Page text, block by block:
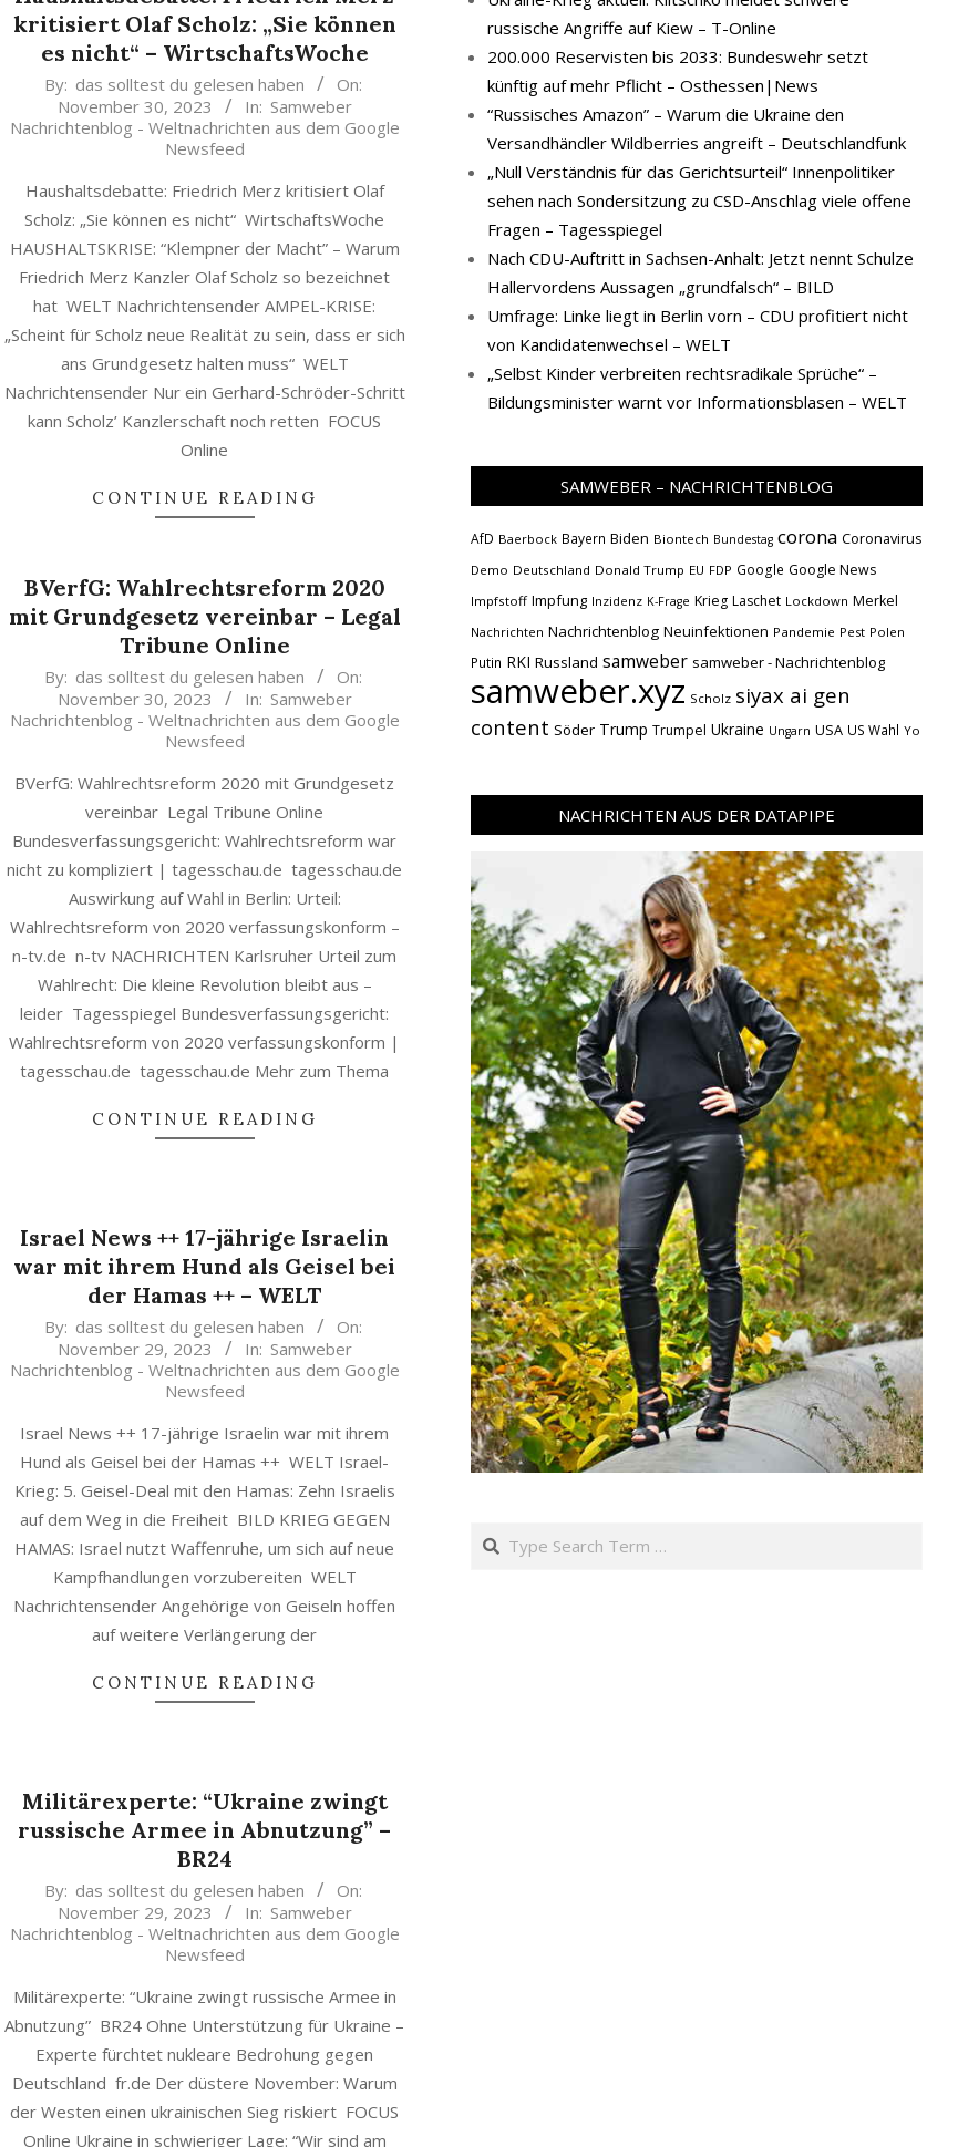
kritisiert Olaf Scholz: „Sie können
es nicht“ – WirtschaftsWoche
2023-
30
By: das solltest du gelesen haben
On:
November 30, 2023
In: Samweber
Nachrichtenblog - Weltnachrichten aus dem Google
Newsfeed
Haushaltsdebatte: Friedrich Merz kritisiert Olaf
Scholz: „Sie können es nicht“ WirtschaftsWoche
HAUSHALTSKRISE: “Klempner der Macht” – Warum
Friedrich Merz Kanzler Olaf Scholz so bezeichnet
hat WELT Nachrichtensender AMPEL-KRISE:
„Scheint für Scholz neue Realität zu sein, dass er sich
ans Grundgesetz halten muss“ WELT
Nachrichtensender Nur ein Gerhard-Schröder-Schritt
kann Scholz’ Kanzlerschaft noch retten FOCUS
Online
CONTINUE READING
BVerfG: Wahlrechtsreform 2020
mit Grundgesetz vereinbar – Legal
Tribune Online
2023-
30
By: das solltest du gelesen haben
On:
November 30, 2023
In: Samweber
Nachrichtenblog - Weltnachrichten aus dem Google
Newsfeed
BVerfG: Wahlrechtsreform 2020 mit Grundgesetz
vereinbar Legal Tribune Online
Bundesverfassungsgericht: Wahlrechtsreform war
nicht zu kompliziert | tagesschau.de tagesschau.de
Auswirkung auf Wahl in Berlin: Urteil:
Wahlrechtsreform von 2020 verfassungskonform –
n-tv.de n-tv NACHRICHTEN Karlsruher Urteil zum
Wahlrecht: Die kleine Revolution bleibt aus –
leider Tagesspiegel Bundesverfassungsgericht:
Wahlrechtsreform von 2020 verfassungskonform |
tagesschau.de tagesschau.de Mehr zum Thema
CONTINUE READING
Israel News ++ 17-jährige Israelin
war mit ihrem Hund als Geisel bei
der Hamas ++ – WELT
2023-
29
By: das solltest du gelesen haben
On:
November 29, 2023
In: Samweber
Nachrichtenblog - Weltnachrichten aus dem Google
Newsfeed
Israel News ++ 17-jährige Israelin war mit ihrem
Hund als Geisel bei der Hamas ++ WELT Israel-
Krieg: 5. Geisel-Deal mit den Hamas: Zehn Israelis
auf dem Weg in die Freiheit BILD KRIEG GEGEN
HAMAS: Israel nutzt Waffenruhe, um sich auf neue
Kampfhandlungen vorzubereiten WELT
Nachrichtensender Angehörige von Geiseln hoffen
auf weitere Verlängerung der
CONTINUE READING
Militärexperte: “Ukraine zwingt
russische Armee in Abnutzung” –
BR24
2023-
29
By: das solltest du gelesen haben
On:
November 29, 2023
In: Samweber
Nachrichtenblog - Weltnachrichten aus dem Google
Newsfeed
Militärexperte: “Ukraine zwingt russische Armee in
Abnutzung” BR24 Ohne Unterstützung für Ukraine –
Experte fürchtet nukleare Bedrohung gegen
Deutschland fr.de Der düstere November: Warum
der Westen einen ukrainischen Sieg riskiert FOCUS
Online Ukraine in schwieriger Lage: “Wir sind am
russische Angriffe auf Kiew – T-Online
200.000 Reservisten bis 2033: Bundeswehr setzt
künftig auf mehr Pflicht – Osthessen|News
“Russisches Amazon” – Warum die Ukraine den
Versandhändler Wildberries angreift – Deutschlandfunk
„Null Verständnis für das Gerichtsurteil“ Innenpolitiker
sehen nach Sondersitzung zu CSD-Anschlag viele offene
Fragen – Tagesspiegel
Nach CDU-Auftritt in Sachsen-Anhalt: Jetzt nennt Schulze
Hallervordens Aussagen „grundfalsch“ – BILD
Umfrage: Linke liegt in Berlin vorn – CDU profitiert nicht
von Kandidatenwechsel – WELT
„Selbst Kinder verbreiten rechtsradikale Sprüche“ –
Bildungsminister warnt vor Informationsblasen – WELT
SAMWEBER – NACHRICHTENBLOG
AfD Baerbock Bayern Biden Biontech Bundestag corona Coronavirus
Demo Deutschland Donald Trump EU FDP Google Google News
Impfstoff Impfung Inzidenz K-Frage Krieg Laschet Lockdown Merkel
Nachrichten Nachrichtenblog Neuinfektionen Pandemie Pest Polen
Putin RKI Russland samweber samweber - Nachrichtenblog
samweber.xyz Scholz siyax ai gen
content Söder Trump Trumpel Ukraine Ungarn USA US Wahl Yo
NACHRICHTEN AUS DER DATAPIPE
Search